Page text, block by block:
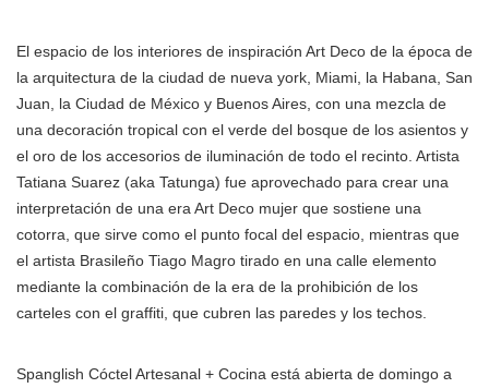
El espacio de los interiores de inspiración Art Deco de la época de
la arquitectura de la ciudad de nueva york, Miami, la Habana, San
Juan, la Ciudad de México y Buenos Aires, con una mezcla de
una decoración tropical con el verde del bosque de los asientos y
el oro de los accesorios de iluminación de todo el recinto. Artista
Tatiana Suarez (aka Tatunga) fue aprovechado para crear una
interpretación de una era Art Deco mujer que sostiene una
cotorra, que sirve como el punto focal del espacio, mientras que
el artista Brasileño Tiago Magro tirado en una calle elemento
mediante la combinación de la era de la prohibición de los
carteles con el graffiti, que cubren las paredes y los techos.
Spanglish Cóctel Artesanal + Cocina está abierta de domingo a